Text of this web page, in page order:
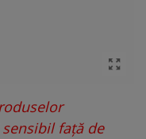
față de